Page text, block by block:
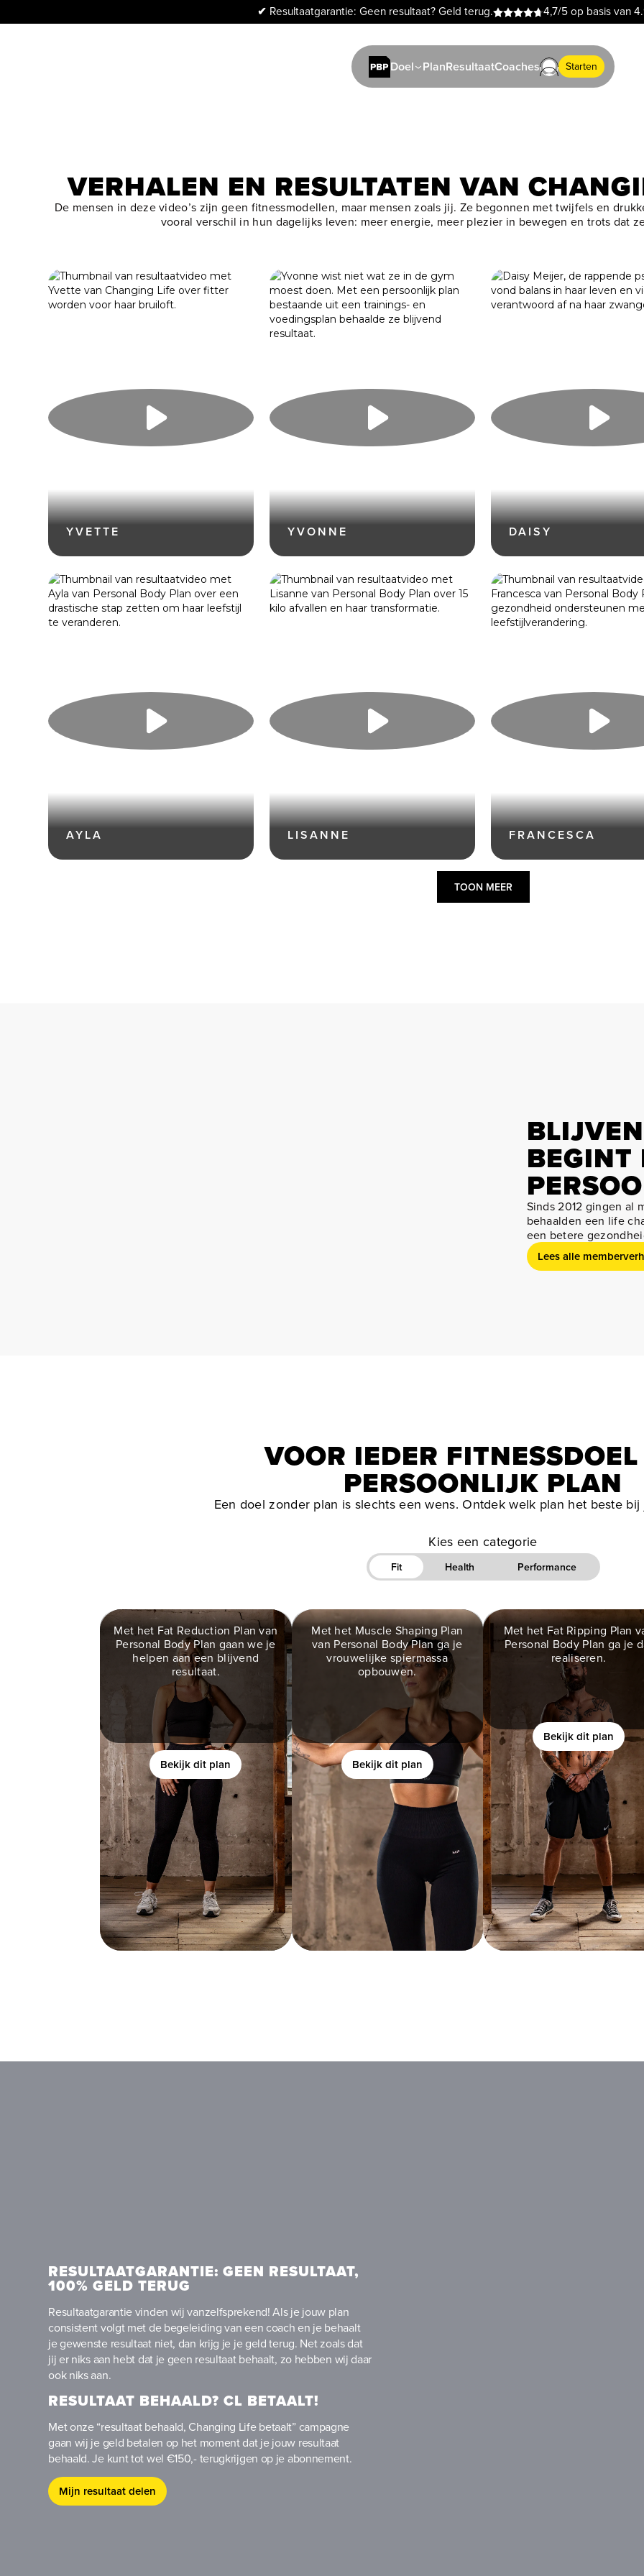
✔ Resultaatgarantie: Geen resultaat? Geld terug. 4,7/5 op basis van
Doel PlanResultaatCoaches Starten
VERHALEN EN RESULTATEN VAN
De mensen in deze video’s zijn geen fitnessmodellen, maar mensen zoals jij. Ze begonnen met twijfels en
vooral verschil in hun dagelijks leven: meer energie, meer plezier in bewegen en trots dat
YVETTE YVONNE DAISY
AYLA LISANNE FRANCESCA
TOON MEER
BEGINT
Sinds 2012 gingen al
behaalden een life
een betere
Lees alle
VOOR IEDER
PERSOONLIJK PLAN
Een doel zonder plan is slechts een wens. Ontdek welk plan het beste bij
Kies een categorie
Fit Health Performance
FAT REDUCTION
PLAN
Ben jij een vrouw die helemaal
klaar is met (crash)diëten en
eindelijk verantwoord af wilt
vallen?
Bekijk dit plan
Met het Fat Reduction Plan van
Personal Body Plan gaan we je
helpen aan een blijvend
resultaat.
MUSCLE SHAPING
PLAN
Ben jij een vrouw die meer
vrouwelijke vormen wilt, maar
bang is om te gespierd te
worden?
Bekijk dit plan
Met het Muscle Shaping Plan
van Personal Body Plan ga je
vrouwelijke spiermassa
opbouwen.
FAT RIPPING
Wil je een atletisch
creëren en je
voelen?
Bekijk dit plan
Met het Fat Ripping Plan
Personal Body Plan ga je
realiseren.
RESULTAATGARANTIE: GEEN RESULTAAT,
100% GELD TERUG
Resultaatgarantie vinden wij vanzelfsprekend! Als je jouw plan
consistent volgt met de begeleiding van een coach en je behaalt
je gewenste resultaat niet, dan krijg je je geld terug. Net zoals dat
jij er niks aan hebt dat je geen resultaat behaalt, zo hebben wij daar
ook niks aan.
RESULTAAT BEHAALD? CL BETAALT!
Met onze “resultaat behaald, Changing Life betaalt” campagne
gaan wij je geld betalen op het moment dat je jouw resultaat
behaald. Je kunt tot wel €150,- terugkrijgen op je abonnement.
Mijn resultaat delen